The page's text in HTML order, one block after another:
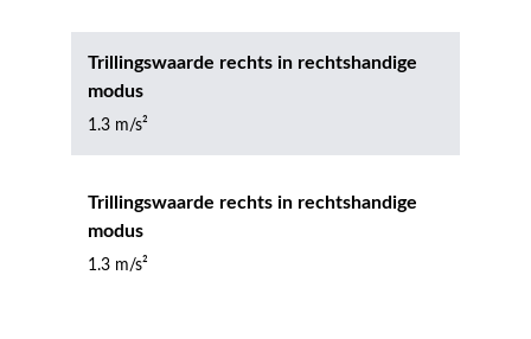
Trillingswaarde rechts in rechtshandige
modus
1.3 m/s²
Trillingswaarde rechts in rechtshandige
modus
1.3 m/s²